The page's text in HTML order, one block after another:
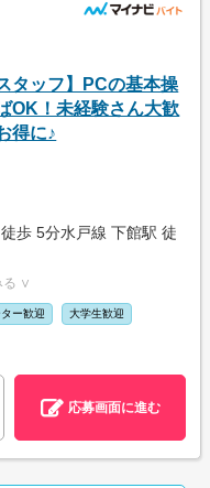
タッフ】PCの基本操
OK！未経験さん大歓
得に♪
歩 5分水戸線 下館駅 徒
る ∨
ー歓迎 大学生歓迎
応募画面に進む